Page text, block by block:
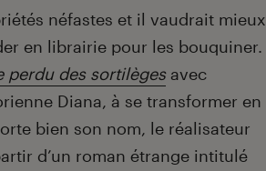
néfastes et il vaudrait mieux
en librairie pour les bouquiner.
perdu des sortilèges avec
Diana, à se transformer en
bien son nom, le réalisateur
d’un roman étrange intitulé